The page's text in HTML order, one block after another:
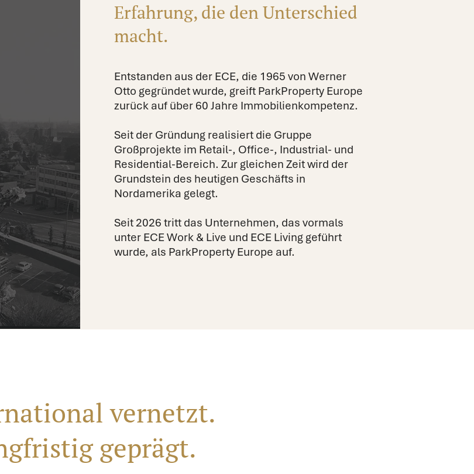
Erfahrung, die den Unterschied
macht.
Entstanden aus der ECE, die 1965 von Werner
Otto gegründet wurde, greift ParkProperty Europe
zurück auf über 60 Jahre Immobilienkompetenz.
Seit der Gründung realisiert die Gruppe
Großprojekte im Retail-, Office-, Industrial- und
Residential-Bereich. Zur gleichen Zeit wird der
Grundstein des heutigen Geschäfts in
Nordamerika gelegt.
Seit 2026 tritt das Unternehmen, das vormals
unter ECE Work & Live und ECE Living geführt
wurde, als ParkProperty Europe auf.
vernetzt.
geprägt.